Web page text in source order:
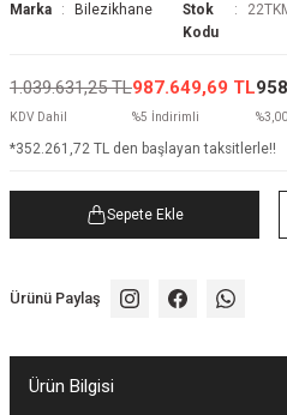
Marka Bilezikhane
Stok
Kodu
1.039.631,25 TL
KDV Dahil
987.649,69 TL
%5 İndirimli
*352.261,72 TL den başlayan taksitlerle!!
Sepete Ekle
Ürünü Paylaş
Ürün Bilgisi